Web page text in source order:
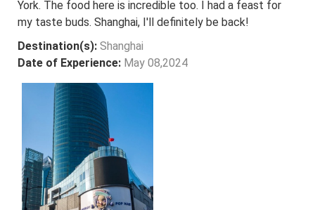
York. The food here is incredible too. I had a feast for
my taste buds. Shanghai, I'll definitely be back!
Destination(s): Shanghai
Date of Experience: May 08,2024